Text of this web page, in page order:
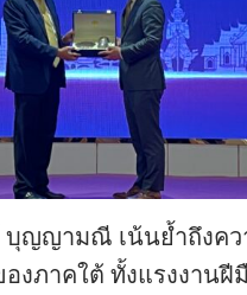
ญญามณี เน้นย้ำถึงคว
องภาคใต้ ทั้งแรงงาน